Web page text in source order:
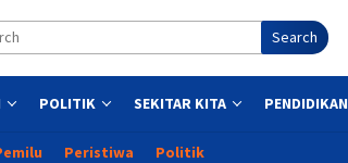
Search
POLITIK SEKITAR KITA PENDIDIKAN
Peristiwa Politik